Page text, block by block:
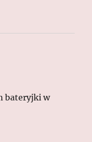
bateryjki w